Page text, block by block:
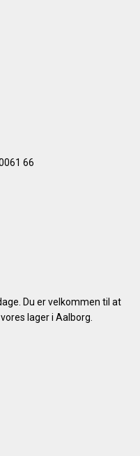
66
Du er velkommen til at
lager i Aalborg.